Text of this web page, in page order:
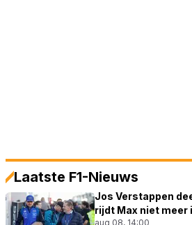
Laatste F1-Nieuws
Jos Verstappen
rijdt Max niet meer
aug 08, 14:00